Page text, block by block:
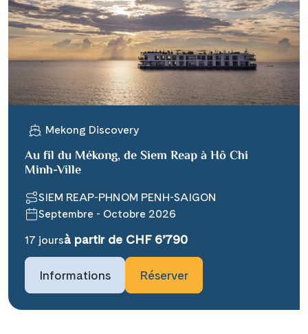
Mekong Discovery
Au fil du Mékong, de Siem Reap à Hô Chi
Minh-Ville
SIEM REAP-PHNOM PENH-SAIGON
Septembre - Octobre 2026
17 joursà partir de CHF 6’790
Informations Réserver